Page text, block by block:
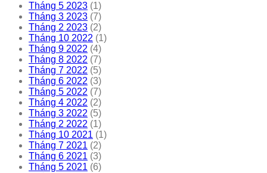
Tháng 5 2023 (1)
Tháng 3 2023 (7)
Tháng 2 2023 (2)
Tháng 10 2022 (1)
Tháng 9 2022 (4)
Tháng 8 2022 (7)
Tháng 7 2022 (5)
Tháng 6 2022 (3)
Tháng 5 2022 (7)
Tháng 4 2022 (2)
Tháng 3 2022 (5)
Tháng 2 2022 (1)
Tháng 10 2021 (1)
Tháng 7 2021 (2)
Tháng 6 2021 (3)
Tháng 5 2021 (6)